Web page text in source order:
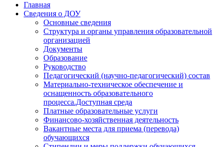
Главная
Сведения о ДОУ
Основные сведения
Структура и органы управления образовательной
организацией
Документы
Образование
Руководство
Педагогический (научно-педагогический) состав
Материально-техническое обеспечение и
оснащенность образовательного
процесса.Доступная среда
Платные образовательные услуги
Финансово-хозяйственная деятельность
Вакантные места для приема (перевода)
обучающихся